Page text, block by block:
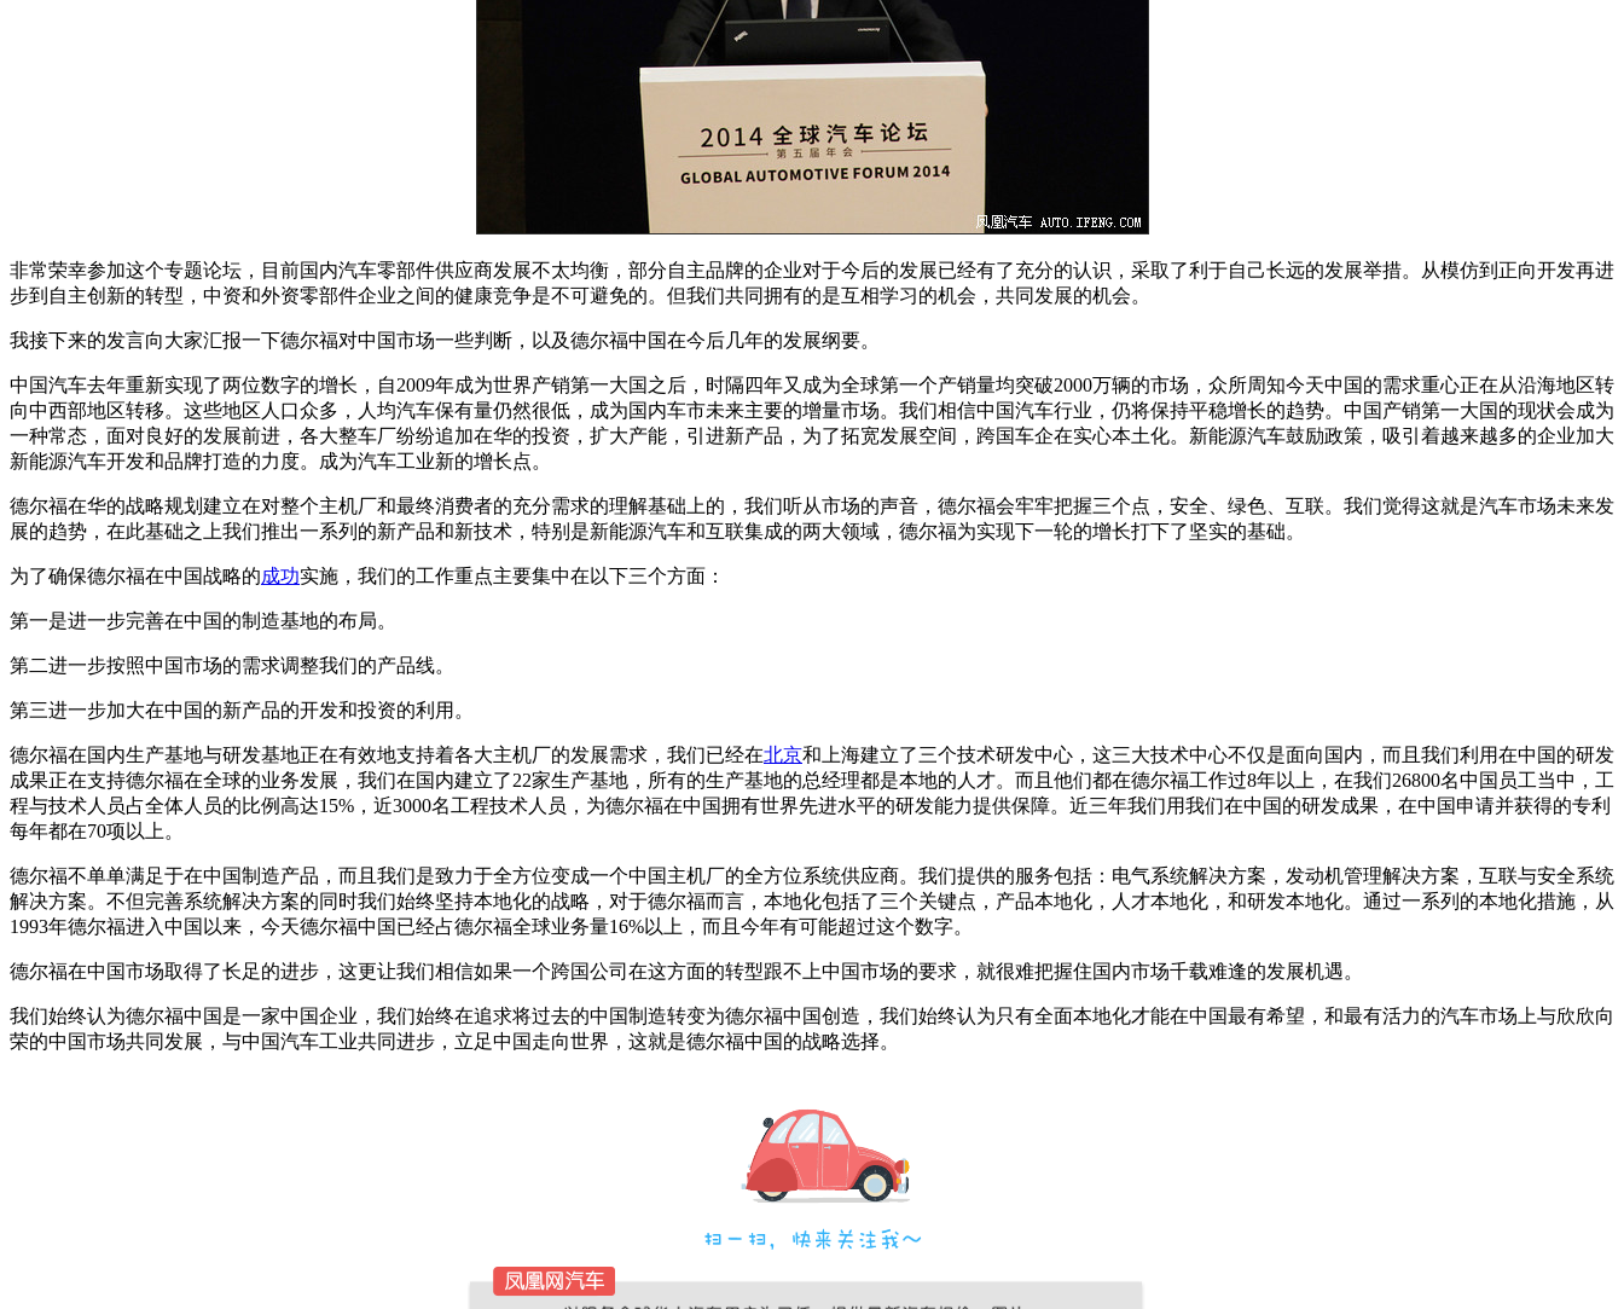
非常荣幸参加这个专题论坛，目前国内汽车零部件供应商发展不太均衡，部分自主品牌的企业对于今后的发展已经有了充分的认识，采取了利于自己长远的发展举措。从模仿到正向开发再进
步到自主创新的转型，中资和外资零部件企业之间的健康竞争是不可避免的。但我们共同拥有的是互相学习的机会，共同发展的机会。
我接下来的发言向大家汇报一下德尔福对中国市场一些判断，以及德尔福中国在今后几年的发展纲要。
中国汽车去年重新实现了两位数字的增长，自2009年成为世界产销第一大国之后，时隔四年又成为全球第一个产销量均突破2000万辆的市场，众所周知今天中国的需求重心正在从沿海地区转
向中西部地区转移。这些地区人口众多，人均汽车保有量仍然很低，成为国内车市未来主要的增量市场。我们相信中国汽车行业，仍将保持平稳增长的趋势。中国产销第一大国的现状会成为
一种常态，面对良好的发展前进，各大整车厂纷纷追加在华的投资，扩大产能，引进新产品，为了拓宽发展空间，跨国车企在实心本土化。新能源汽车鼓励政策，吸引着越来越多的企业加大
新能源汽车开发和品牌打造的力度。成为汽车工业新的增长点。
德尔福在华的战略规划建立在对整个主机厂和最终消费者的充分需求的理解基础上的，我们听从市场的声音，德尔福会牢牢把握三个点，安全、绿色、互联。我们觉得这就是汽车市场未来发
展的趋势，在此基础之上我们推出一系列的新产品和新技术，特别是新能源汽车和互联集成的两大领域，德尔福为实现下一轮的增长打下了坚实的基础。
为了确保德尔福在中国战略的成功实施，我们的工作重点主要集中在以下三个方面：
第一是进一步完善在中国的制造基地的布局。
第二进一步按照中国市场的需求调整我们的产品线。
第三进一步加大在中国的新产品的开发和投资的利用。
德尔福在国内生产基地与研发基地正在有效地支持着各大主机厂的发展需求，我们已经在北京和上海建立了三个技术研发中心，这三大技术中心不仅是面向国内，而且我们利用在中国的研发
成果正在支持德尔福在全球的业务发展，我们在国内建立了22家生产基地，所有的生产基地的总经理都是本地的人才。而且他们都在德尔福工作过8年以上，在我们26800名中国员工当中，工
程与技术人员占全体人员的比例高达15%，近3000名工程技术人员，为德尔福在中国拥有世界先进水平的研发能力提供保障。近三年我们用我们在中国的研发成果，在中国申请并获得的专利
每年都在70项以上。
德尔福不单单满足于在中国制造产品，而且我们是致力于全方位变成一个中国主机厂的全方位系统供应商。我们提供的服务包括：电气系统解决方案，发动机管理解决方案，互联与安全系统
解决方案。不但完善系统解决方案的同时我们始终坚持本地化的战略，对于德尔福而言，本地化包括了三个关键点，产品本地化，人才本地化，和研发本地化。通过一系列的本地化措施，从
1993年德尔福进入中国以来，今天德尔福中国已经占德尔福全球业务量16%以上，而且今年有可能超过这个数字。
德尔福在中国市场取得了长足的进步，这更让我们相信如果一个跨国公司在这方面的转型跟不上中国市场的要求，就很难把握住国内市场千载难逢的发展机遇。
我们始终认为德尔福中国是一家中国企业，我们始终在追求将过去的中国制造转变为德尔福中国创造，我们始终认为只有全面本地化才能在中国最有希望，和最有活力的汽车市场上与欣欣向
荣的中国市场共同发展，与中国汽车工业共同进步，立足中国走向世界，这就是德尔福中国的战略选择。